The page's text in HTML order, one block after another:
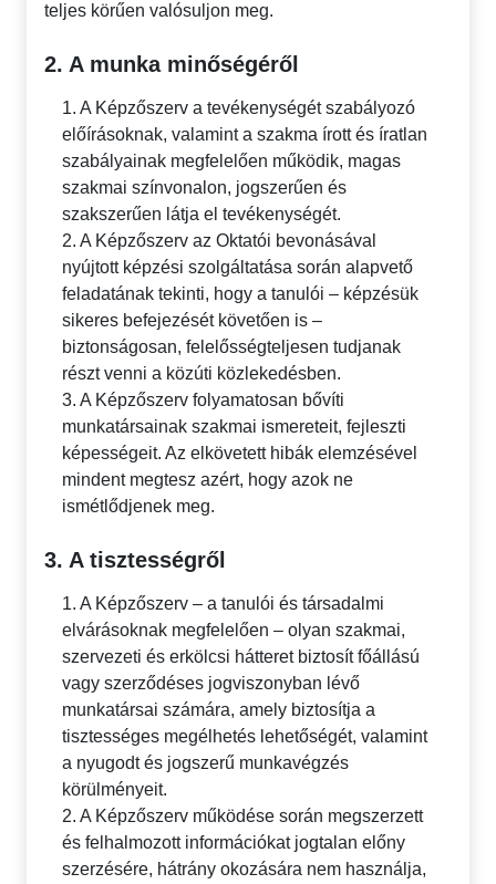
teljes körűen valósuljon meg.
2. A munka minőségéről
1. A Képzőszerv a tevékenységét szabályozó
előírásoknak, valamint a szakma írott és íratlan
szabályainak megfelelően működik, magas
szakmai színvonalon, jogszerűen és
szakszerűen látja el tevékenységét.
2. A Képzőszerv az Oktatói bevonásával
nyújtott képzési szolgáltatása során alapvető
feladatának tekinti, hogy a tanulói – képzésük
sikeres befejezését követően is –
biztonságosan, felelősségteljesen tudjanak
részt venni a közúti közlekedésben.
3. A Képzőszerv folyamatosan bővíti
munkatársainak szakmai ismereteit, fejleszti
képességeit. Az elkövetett hibák elemzésével
mindent megtesz azért, hogy azok ne
ismétlődjenek meg.
3. A tisztességről
1. A Képzőszerv – a tanulói és társadalmi
elvárásoknak megfelelően – olyan szakmai,
szervezeti és erkölcsi hátteret biztosít főállású
vagy szerződéses jogviszonyban lévő
munkatársai számára, amely biztosítja a
tisztességes megélhetés lehetőségét, valamint
a nyugodt és jogszerű munkavégzés
körülményeit.
2. A Képzőszerv működése során megszerzett
és felhalmozott információkat jogtalan előny
szerzésére, hátrány okozására nem használja,